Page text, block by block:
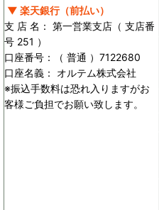
▼ 楽天銀行（前払い）
支 店 名： 第一営業支店（ 支店番
号 251 ）
口座番号：（ 普通 ）7122680
口座名義： オルテム株式会社
※振込手数料は恐れ入りますがお
客様ご負担でお願い致します。